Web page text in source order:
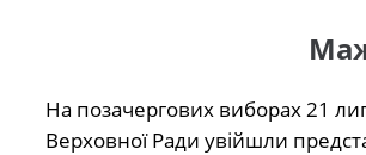
На позачергових виборах 21
Верховної Ради увійшли